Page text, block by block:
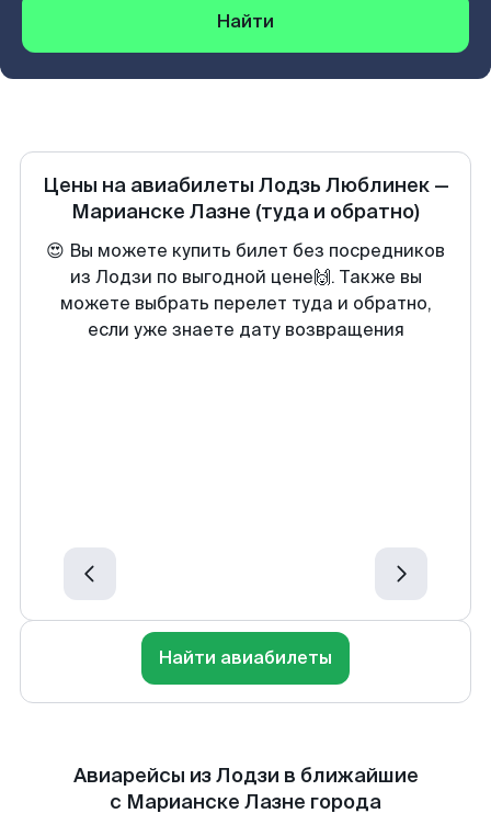
Найти
Цены на авиабилеты Лодзь Люблинек—
Марианске Лазне (туда и обратно)
😍 Вы можете купить билет без посредников
из Лодзи по выгодной цене🙌. Также вы
можете выбрать перелет туда и обратно,
если уже знаете дату возвращения
Найти авиабилеты
Авиарейсы из Лодзи в ближайшие
с Марианске Лазне города